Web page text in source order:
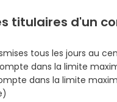
titulaires d'un
tous les jours au
dans la limite
dans la limite